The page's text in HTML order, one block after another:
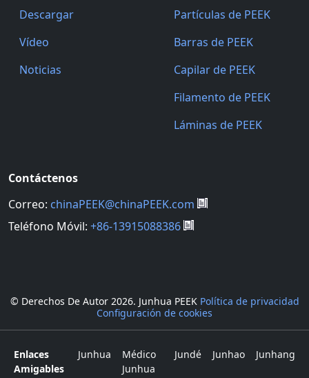
Descargar
Vídeo
Noticias
Partículas de PEEK
Barras de PEEK
Capilar de PEEK
Filamento de PEEK
Láminas de PEEK
Contáctenos
Correo: chinaPEEK@chinaPEEK.com
Teléfono Móvil: +86-13915088386
© Derechos De Autor 2026. Junhua PEEK Política de privacidad
Configuración de cookies
Enlaces
Amigables
Junhua
Médico
Junhua
Jundé Junhao Junhang